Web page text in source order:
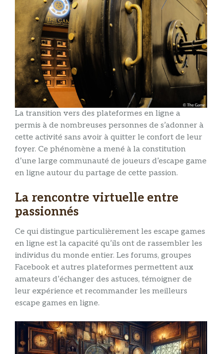
La transition vers des plateformes en ligne a
permis à de nombreuses personnes de s’adonner à
cette activité sans avoir à quitter le confort de leur
foyer. Ce phénomène a mené à la constitution
d’une large communauté de joueurs d’escape game
en ligne autour du partage de cette passion.
La rencontre virtuelle entre
passionnés
Ce qui distingue particulièrement les escape games
en ligne est la capacité qu’ils ont de rassembler les
individus du monde entier. Les forums, groupes
Facebook et autres plateformes permettent aux
amateurs d’échanger des astuces, témoigner de
leur expérience et recommander les meilleurs
escape games en ligne.